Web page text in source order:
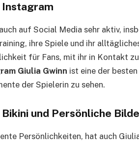
Instagram
auf Social Media sehr aktiv,
ihre Spiele und ihr
für Fans, mit ihr in Kontakt
Giulia Gwinn ist eine der
der Spielerin zu sehen.
Bikini und Persönliche
Persönlichkeiten, hat auch